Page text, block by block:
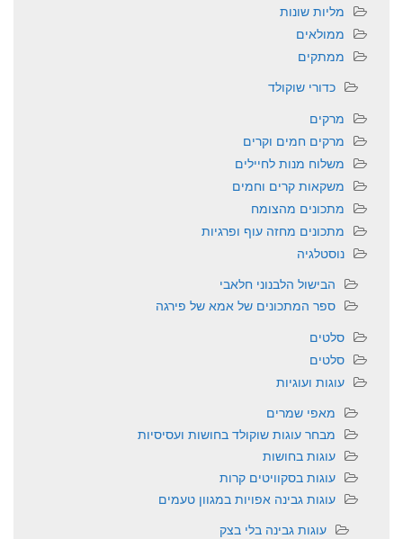
מליות שונות
ממולאים
ממתקים
כדורי שוקולד
מרקים
מרקים חמים וקרים
משלוח מנות לחיילים
משקאות קרים וחמים
מתכונים מהצומח
מתכונים מחזה עוף ופרגיות
נוסטלגיה
הבישול הלבנוני חלאבי
ספר המתכונים של אמא של פירגה
סלטים
סלטים
עוגות ועוגיות
מאפי שמרים
מבחר עוגות שוקולד בחושות ועסיסיות
עוגות בחושות
עוגות בסקוויטים קרות
עוגות גבינה אפויות במגוון טעמים
עוגות גבינה בלי בצק